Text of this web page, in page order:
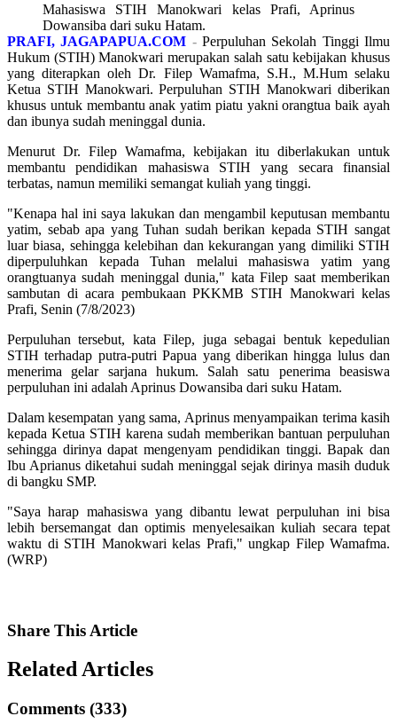
Mahasiswa STIH Manokwari kelas Prafi, Aprinus
Dowansiba dari suku Hatam.
PRAFI, JAGAPAPUA.COM -Perpuluhan Sekolah Tinggi Ilmu
Hukum (STIH) Manokwari merupakan salah satu kebijakan khusus
yang diterapkan oleh Dr. Filep Wamafma, S.H., M.Hum selaku
Ketua STIH Manokwari. Perpuluhan STIH Manokwari diberikan
khusus untuk membantu anak yatim piatu yakni orangtua baik ayah
dan ibunya sudah meninggal dunia.
Menurut Dr. Filep Wamafma, kebijakan itu diberlakukan untuk
membantu pendidikan mahasiswa STIH yang secara finansial
terbatas, namun memiliki semangat kuliah yang tinggi.
"Kenapa hal ini saya lakukan dan mengambil keputusan membantu
yatim, sebab apa yang Tuhan sudah berikan kepada STIH sangat
luar biasa, sehingga kelebihan dan kekurangan yang dimiliki STIH
diperpuluhkan kepada Tuhan melalui mahasiswa yatim yang
orangtuanya sudah meninggal dunia," kata Filep saat memberikan
sambutan di acara pembukaan PKKMB STIH Manokwari kelas
Prafi, Senin (7/8/2023)
Perpuluhan tersebut, kata Filep, juga sebagai bentuk kepedulian
STIH terhadap putra-putri Papua yang diberikan hingga lulus dan
menerima gelar sarjana hukum. Salah satu penerima beasiswa
perpuluhan ini adalah Aprinus Dowansiba dari suku Hatam.
Dalam kesempatan yang sama, Aprinus menyampaikan terima kasih
kepada Ketua STIH karena sudah memberikan bantuan perpuluhan
sehingga dirinya dapat mengenyam pendidikan tinggi. Bapak dan
Ibu Aprianus diketahui sudah meninggal sejak dirinya masih duduk
di bangku SMP.
"Saya harap mahasiswa yang dibantu lewat perpuluhan ini bisa
lebih bersemangat dan optimis menyelesaikan kuliah secara tepat
waktu di STIH Manokwari kelas Prafi," ungkap Filep Wamafma.
(WRP)
Share This Article
RelatedArticles
Comments (333)